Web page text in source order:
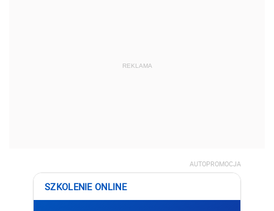
REKLAMA
AUTOPROMOCJA
SZKOLENIE ONLINE